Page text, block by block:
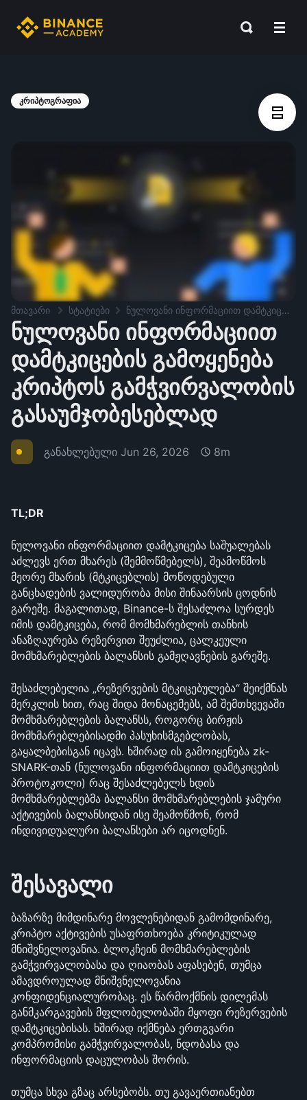
კრიპტოგრაფია
მთავარი სტატიები ნულოვანი ინფორმაციით დამტკიცების გამოყენება კრიპტოს გამჭვირვალობის გასაუმჯობესებლად
ნულოვანი ინფორმაციით
დამტკიცების გამოყენება
კრიპტოს გამჭვირვალობის
გასაუმჯობესებლად
განახლებული Jun 26, 2026 8m
TL;DR
ნულოვანი ინფორმაციით დამტკიცება საშუალებას
აძლევს ერთ მხარეს (შემმოწმებელს), შეამოწმოს
მეორე მხარის (მტკიცებლის) მოწოდებული
განცხადების ვალიდურობა მისი შინაარსის ცოდნის
გარეშე. მაგალითად, Binance-ს შესაძლოა სურდეს
იმის დამტკიცება, რომ მომხმარებლის თანხის
ანაზღაურება რეზერვით შეუძლია, ცალკეული
მომხმარებლების ბალანსის გამჟღავნების გარეშე.
შესაძლებელია „რეზერვების მტკიცებულება“ შეიქმნას
მერკლის ხით, რაც შიდა მონაცემებს, ამ შემთხვევაში
მომხმარებლების ბალანსს, როგორც ბირჟის
მომხმარებლებისადმი პასუხისმგებლობას,
გაყალბებისგან იცავს. ხშირად ის გამოიყენება zk-
SNARK-თან (ნულოვანი ინფორმაციით დამტკიცების
პროტოკოლი) რაც შესაძლებელს ხდის
მომხმარებლებმა ბალანსი მომხმარებლების ჯამური
აქტივების ბალანსიდან ისე შეამოწმონ, რომ
ინდივიდუალური ბალანსები არ იცოდნენ.
შესავალი
ბაზარზე მიმდინარე მოვლენებიდან გამომდინარე,
კრიპტო აქტივების უსაფრთხოება კრიტიკულად
მნიშვნელოვანია. ბლოკჩეინ მომხმარებლების
გამჭვირვალობასა და ღიაობას აფასებენ, თუმცა
ამავდროულად მნიშვნელოვანია
კონფიდენციალურობაც. ეს წარმოქმნის დილემას
განმკარგავების მფლობელობაში მყოფი რეზერვების
დამტკიცებისას. ხშირად იქმნება ერთგვარი
კომპრომისი გამჭვირვალობას, ნდობასა და
ინფორმაციის დაცულობას შორის.
თუმცა სხვა გზაც არსებობს. თუ გავაერთიანებთ